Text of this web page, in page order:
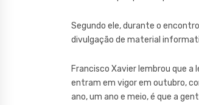
Segundo ele, durante o
divulgação de material
Francisco Xavier lembrou que
entram em vigor em outubro,
ano, um ano e meio, é que a